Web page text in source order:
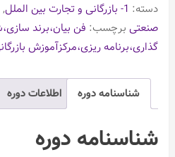
دسته: 1- بازرگانی و تجارت بین الملل ,
صنعتی برچسب: فن بیان،برند
گذاری،برنامه ریزی،مرکزآموزش
شناسنامه دوره اطلاعات دوره
شناسنامه دوره